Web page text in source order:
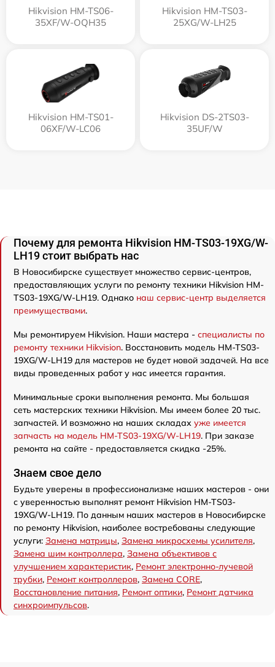
Hikvision HM-TS06-
35XF/W-OQH35
Hikvision HM-TS03-
25XG/W-LH25
Hikvision HM-TS01-
06XF/W-LC06
Hikvision DS-2TS03-
35UF/W
Почему для ремонта Hikvision HM-TS03-19XG/W-
LH19 стоит выбрать нас
В Новосибирске существует множество сервис-центров,
предоставляющих услуги по ремонту техники Hikvision HM-
TS03-19XG/W-LH19. Однако наш сервис-центр выделяется
преимуществами.
Мы ремонтируем Hikvision. Наши мастера - специалисты по
ремонту техники Hikvision. Восстановить модель HM-TS03-
19XG/W-LH19 для мастеров не будет новой задачей. На все
виды проведенных работ у нас имеется гарантия.
Минимальные сроки выполнения ремонта. Мы большая
сеть мастерских техники Hikvision. Мы имеем более 20 тыс.
запчастей. И возможно на наших складах уже имеется
запчасть на модель HM-TS03-19XG/W-LH19. При заказе
ремонта на сайте - предоставляется скидка -25%.
Знаем свое дело
Будьте уверены в профессионализме наших мастеров - они
с уверенностью выполнят ремонт Hikvision HM-TS03-
19XG/W-LH19. По данным наших мастеров в Новосибирске
по ремонту Hikvision, наиболее востребованы следующие
услуги: Замена матрицы, Замена микросхемы усилителя,
Замена шим контроллера, Замена объективов с
улучшением характеристик, Ремонт электронно-лучевой
трубки, Ремонт контроллеров, Замена CORE,
Восстановление питания, Ремонт оптики, Ремонт датчика
синхроимпульсов.